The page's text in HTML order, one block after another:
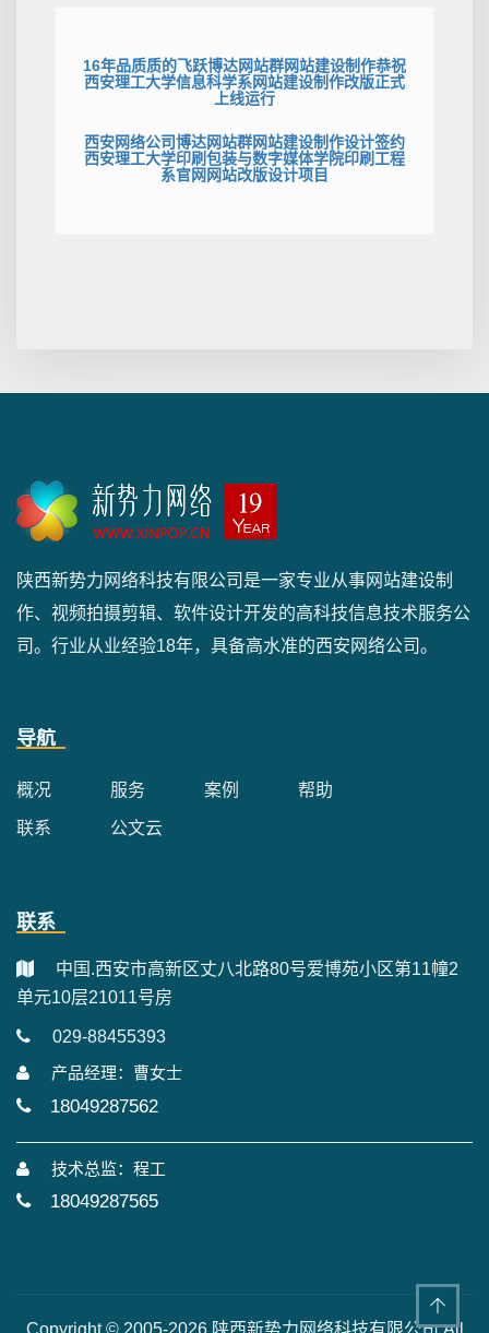
16年品质质的飞跃博达网站群网站建设制作恭祝
西安理工大学信息科学系网站建设制作改版正式
上线运行
西安网络公司博达网站群网站建设制作设计签约
西安理工大学印刷包装与数字媒体学院印刷工程
系官网网站改版设计项目
陕西新势力网络科技有限公司是一家专业从事网站建设制
作、视频拍摄剪辑、软件设计开发的高科技信息技术服务公
司。行业从业经验18年，具备高水准的西安网络公司。
导航
概况 服务 案例 帮助
联系 公文云
联系
中国.西安市高新区丈八北路80号爱博苑小区第11幢2
单元10层21011号房
029-88455393
产品经理：曹女士
18049287562
技术总监：程工
18049287565